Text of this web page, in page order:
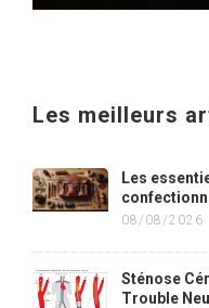
Les meilleurs
Les
08/08/2026
Sténose
Trouble